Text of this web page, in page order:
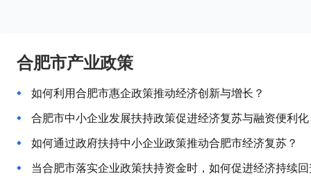
合肥市产业政策
如何利用合肥市惠企政策推动经济创新与增长？
合肥市中小企业发展扶持政策促进经济复苏与融资便利化
如何通过政府扶持中小企业政策推动合肥市经济复苏？
当合肥市落实企业政策扶持资金时，如何促进经济持续